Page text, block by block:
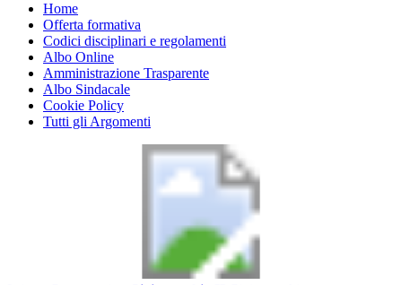
Home
Offerta formativa
Codici disciplinari e regolamenti
Albo Online
Amministrazione Trasparente
Albo Sindacale
Cookie Policy
Tutti gli Argomenti